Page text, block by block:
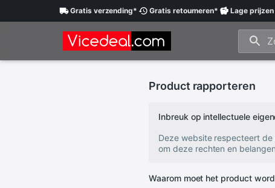
Gratisverzending* Gratisretourneren* Lageprijzen
Product rapporteren
Inbreuk op intellectuele
Deze website respecteert
om deze rechten en
Waarom moet het product